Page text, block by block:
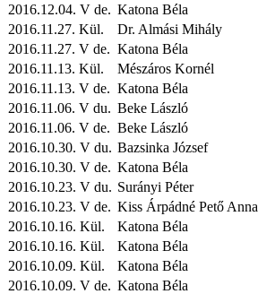
2016.12.04. V de. Katona Béla
2016.11.27. Kül. Dr. Almási Mihály
2016.11.27. V de. Katona Béla
2016.11.13. Kül. Mészáros Kornél
2016.11.13. V de. Katona Béla
2016.11.06. V du. Beke László
2016.11.06. V de. Beke László
2016.10.30. V du. Bazsinka József
2016.10.30. V de. Katona Béla
2016.10.23. V du. Surányi Péter
2016.10.23. V de. Kiss Árpádné Pető Anna
2016.10.16. Kül. Katona Béla
2016.10.16. Kül. Katona Béla
2016.10.09. Kül. Katona Béla
2016.10.09. V de. Katona Béla